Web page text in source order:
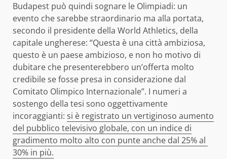
Budapest può quindi sognare le Olimpiadi: un
evento che sarebbe straordinario ma alla portata,
secondo il presidente della World Athletics, della
capitale ungherese: “Questa è una città ambiziosa,
questo è un paese ambizioso, e non ho motivo di
dubitare che presenterebbero un’offerta molto
credibile se fosse presa in considerazione dal
Comitato Olimpico Internazionale”. I numeri a
sostengo della tesi sono oggettivamente
incoraggianti: si è registrato un vertiginoso aumento
del pubblico televisivo globale, con un indice di
gradimento molto alto con punte anche dal 25% al ​​
30% in più.